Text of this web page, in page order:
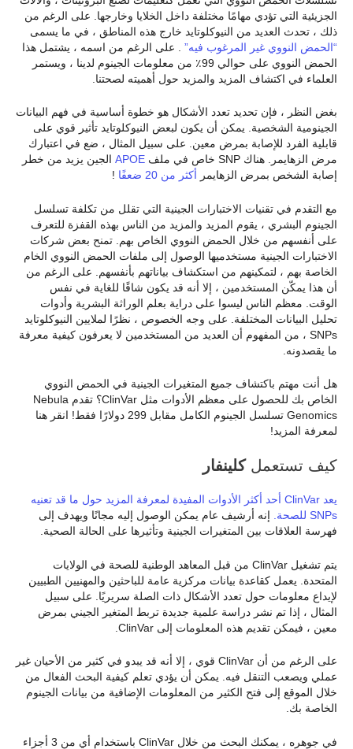
الجزيئية التي تؤدي مهامًا مختلفة داخل الخلايا وخارجها. على الرغم من
ذلك ، تحدث العديد من النيوكلوتايد خارج هذه المناطق ، في ما يسمى
“الحمض النووي غير المرغوب فيه” . على الرغم من اسمه ، يشتمل هذا
الحمض النووي على حوالي 99٪ من معلومات الجينوم لدينا ، ويستمر
العلماء في اكتشاف المزيد والمزيد حول أهميته لصحتنا.
بغض النظر ، فإن تحديد تعدد الأشكال هو خطوة أساسية في فهم البيانات
الجينومية الشخصية. يمكن أن يكون لبعض النيوكلوتايد تأثير قوي على
قابلية الفرد للإصابة بمرض معين. على سبيل المثال ، ضع في اعتبارك
مرض الزهايمر. هناك SNP خاص في ملف
الجين يزيد من خطر
إصابة الشخص بمرض الزهايمر أكثر من 20 ضعفًا !
مع التقدم في تقنيات الاختبارات الجينية التي تقلل من تكلفة تسلسل
الجينوم البشري ، يقوم المزيد والمزيد من الناس بهذه القفزة للتعرف
على أنفسهم من خلال الحمض النووي الخاص بهم. تمنح بعض شركات
الاختبارات الجينية مستخدميها الوصول إلى ملفات الحمض النووي الخام
الخاصة بهم ، لتمكينهم من استكشاف بياناتهم بأنفسهم. على الرغم من
أن هذا يمكّن المستخدمين ، إلا أنه قد يكون شاقًا للغاية في نفس
الوقت. معظم الناس ليسوا على دراية بعلم الوراثة البشرية وأدوات
تحليل البيانات المختلفة. على وجه الخصوص ، نظرًا لملايين النيوكلوتايد
SNPs ، من المفهوم أن العديد من المستخدمين لا يعرفون كيفية معرفة
ما يقصدونه.
هل أنت مهتم باكتشاف جميع المتغيرات الجينية في الحمض النووي
الخاص بك للحصول على معظم الأدوات مثل ClinVar؟ تقدم Nebula
Genomics تسلسل الجينوم الكامل مقابل 299 دولارًا فقط! انقر هنا
لمعرفة المزيد!
كيف تستعمل كلينفار
يعد ClinVar أحد أكثر الأدوات المفيدة لمعرفة المزيد حول ما قد تعنيه
SNPs للصحة.
إنه أرشيف عام يمكن الوصول إليه مجانًا ويهدف إلى
فهرسة العلاقات بين المتغيرات الجينية وتأثيرها على الحالة الصحية.
يتم تشغيل ClinVar من قبل المعاهد الوطنية للصحة في الولايات
المتحدة. يعمل كقاعدة بيانات مركزية عامة للباحثين والمهنيين الطبيين
لإيداع معلومات حول تعدد الأشكال ذات الصلة سريريًا. على سبيل
المثال ، إذا تم نشر دراسة علمية جديدة تربط المتغير الجيني بمرض
معين ، فيمكن تقديم هذه المعلومات إلى ClinVar.
على الرغم من أن ClinVar قوي ، إلا أنه قد يبدو في كثير من الأحيان غير
عملي ويصعب التنقل فيه. يمكن أن يؤدي تعلم كيفية البحث الفعال من
خلال الموقع إلى فتح الكثير من المعلومات الإضافية من بيانات الجينوم
الخاصة بك.
في جوهره ، يمكنك البحث من خلال ClinVar باستخدام أي من 3 أجزاء